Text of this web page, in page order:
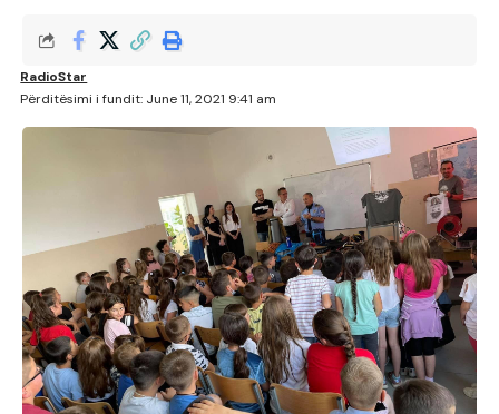
Përditësimi i fundit: June 11, 2021 9:41 am
RadioStar